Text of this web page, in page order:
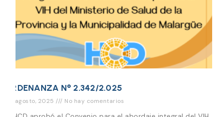
ORDENANZA N° 2.342/2.025
20 agosto, 2025 No hay comentarios